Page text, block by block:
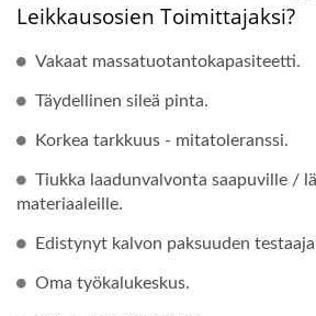
Leikkausosien Toimittajaksi?
Vakaat massatuotantokapasiteetti.
Täydellinen sileä pinta.
Korkea tarkkuus - mitatoleranssi.
Tiukka laadunvalvonta saapuville /
materiaaleille.
Edistynyt kalvon paksuuden
Oma työkalukeskus.